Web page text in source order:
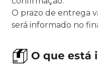
O prazo de entrega
será informado no